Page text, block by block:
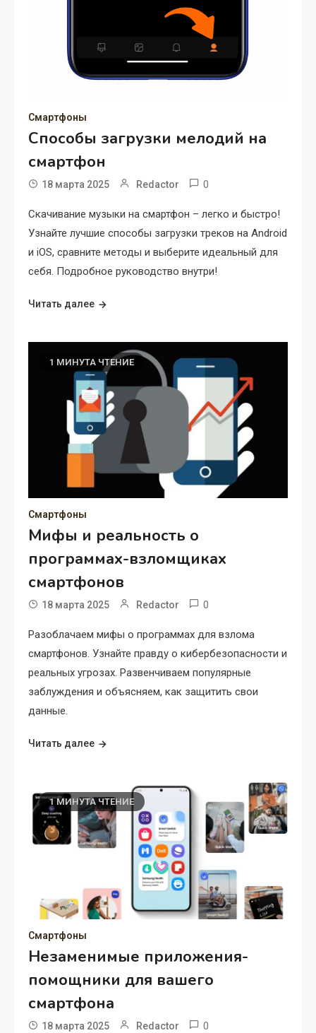
Смартфоны
Способы загрузки мелодий на
смартфон
18 марта 2025 Redactor 0
Скачивание музыки на смартфон – легко и быстро!
Узнайте лучшие способы загрузки треков на Android
и iOS, сравните методы и выберите идеальный для
себя. Подробное руководство внутри!
Читать далее
1 МИНУТА ЧТЕНИЕ
Смартфоны
Мифы и реальность о
программах-взломщиках
смартфонов
18 марта 2025 Redactor 0
Разоблачаем мифы о программах для взлома
смартфонов. Узнайте правду о кибербезопасности и
реальных угрозах. Развенчиваем популярные
заблуждения и объясняем, как защитить свои
данные.
Читать далее
1 МИНУТА ЧТЕНИЕ
Смартфоны
Незаменимые приложения-
помощники для вашего
смартфона
18 марта 2025 Redactor 0